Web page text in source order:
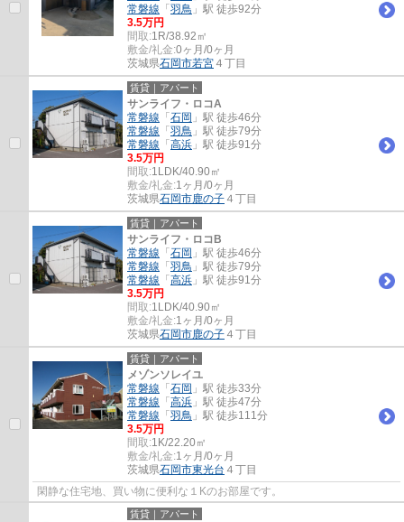
常磐線 「 羽鳥 」駅 徒歩92分
3.5万円
間取:1R/38.92㎡
敷金/礼金:0ヶ月/0ヶ月
茨城県石岡市若宮 ４丁目
賃貸｜アパート
サンライフ・ロコA
常磐線 「 石岡 」駅 徒歩46分
常磐線 「 羽鳥 」駅 徒歩79分
常磐線 「 高浜 」駅 徒歩91分
3.5万円
間取:1LDK/40.90㎡
敷金/礼金:1ヶ月/0ヶ月
茨城県石岡市鹿の子 ４丁目
賃貸｜アパート
サンライフ・ロコB
常磐線 「 石岡 」駅 徒歩46分
常磐線 「 羽鳥 」駅 徒歩79分
常磐線 「 高浜 」駅 徒歩91分
3.5万円
間取:1LDK/40.90㎡
敷金/礼金:1ヶ月/0ヶ月
茨城県石岡市鹿の子 ４丁目
賃貸｜アパート
メゾンソレイユ
常磐線 「 石岡 」駅 徒歩33分
常磐線 「 高浜 」駅 徒歩47分
常磐線 「 羽鳥 」駅 徒歩111分
3.5万円
間取:1K/22.20㎡
敷金/礼金:1ヶ月/0ヶ月
茨城県石岡市東光台 ４丁目
閑静な住宅地、買い物に便利な１Kのお部屋です。
賃貸｜アパート